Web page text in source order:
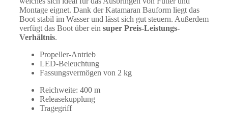
Montage eignet. Dank der Katamaran Bauform liegt das
Boot stabil im Wasser und lässt sich gut steuern. Außerdem
verfügt das Boot über ein super Preis-Leistungs-
Verhältnis.
Propeller-Antrieb
LED-Beleuchtung
Fassungsvermögen von 2 kg
Reichweite: 400 m
Releasekupplung
Tragegriff